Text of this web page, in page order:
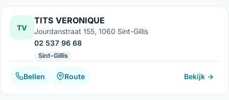
TV
TITS VERONIQUE
Jourdanstraat 155, 1060 Sint-Gillis
02 537 96 68
Sint-Gillis
Bellen Route Bekijk →